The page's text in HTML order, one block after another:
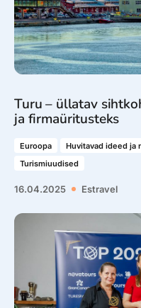
Turu – üllatav
ja firmaüritusteks
Euroopa Huvitavad ideed ja
Turismiuudised
16.04.2025 Estravel